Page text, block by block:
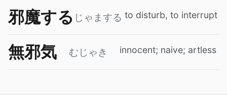
邪魔する じゃまする to disturb, to interrupt
無邪気 むじゃき innocent; naive; artless